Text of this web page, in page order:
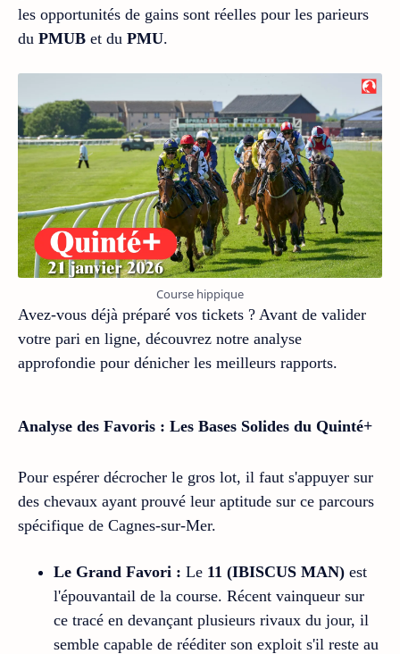
les opportunités de gains sont réelles pour les parieurs
du PMUB et du PMU.
Course hippique
Avez-vous déjà préparé vos tickets ? Avant de valider
votre pari en ligne, découvrez notre analyse
approfondie pour dénicher les meilleurs rapports.
Analyse des Favoris : Les Bases Solides du Quinté+
Pour espérer décrocher le gros lot, il faut s'appuyer sur
des chevaux ayant prouvé leur aptitude sur ce parcours
spécifique de Cagnes-sur-Mer.
Le Grand Favori : Le 11 (IBISCUS MAN) est
l'épouvantail de la course. Récent vainqueur sur
ce tracé en devançant plusieurs rivaux du jour, il
semble capable de rééditer son exploit s'il reste au